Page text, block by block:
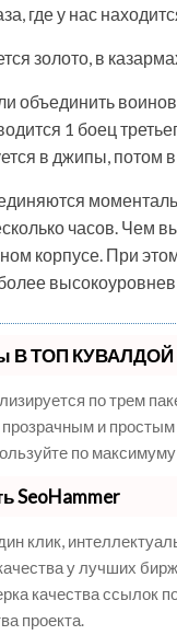
где у нас
золото, в
объединить
1 боец
в джипы, потом
часов. Чем
корпусе. При
В ТОП КУВАЛДОЙ
по трем
и
по
SeoHammer
клик,
у лучших
качества ссылок
проекта.